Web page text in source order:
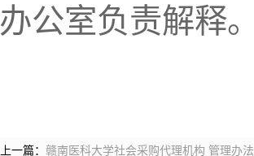
办公室负责解释
上一篇： 赣南医科大学社会采购代理机构 管理办